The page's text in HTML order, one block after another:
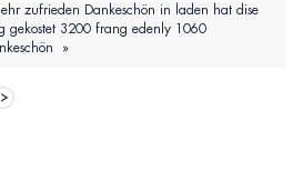
zufrieden Dankeschön in laden hat dise
gekostet 3200 frang edenly 1060
»